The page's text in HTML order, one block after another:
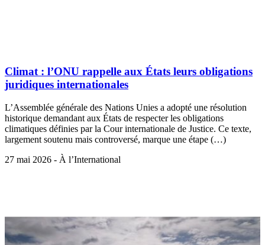
Climat : l’ONU rappelle aux États leurs obligations
juridiques internationales
L’Assemblée générale des Nations Unies a adopté une résolution
historique demandant aux États de respecter les obligations
climatiques définies par la Cour internationale de Justice. Ce texte,
largement soutenu mais controversé, marque une étape (…)
27 mai 2026 - À l’International